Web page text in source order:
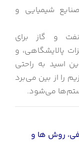
شیمیایی و
و گاز برای
پالایشگاهی، و
اسید به راحتی
را از بین می‌برد
می‌شود.
روش ها و